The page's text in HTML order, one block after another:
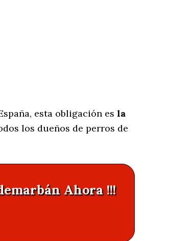
esta obligación es la
los dueños de perros de
Ahora !!!